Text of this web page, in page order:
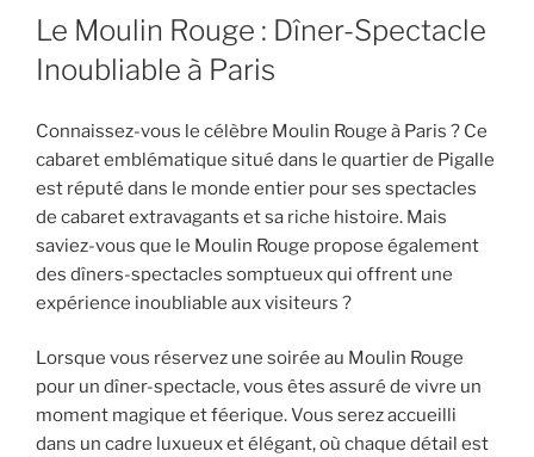
Le Moulin Rouge : Dîner-Spectacle
Inoubliable à Paris
Connaissez-vous le célèbre Moulin Rouge à Paris ? Ce
cabaret emblématique situé dans le quartier de Pigalle
est réputé dans le monde entier pour ses spectacles
de cabaret extravagants et sa riche histoire. Mais
saviez-vous que le Moulin Rouge propose également
des dîners-spectacles somptueux qui offrent une
expérience inoubliable aux visiteurs ?
Lorsque vous réservez une soirée au Moulin Rouge
pour un dîner-spectacle, vous êtes assuré de vivre un
moment magique et féerique. Vous serez accueilli
dans un cadre luxueux et élégant, où chaque détail est